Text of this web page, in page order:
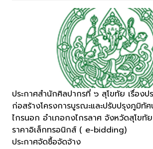
ประกาศสำนักศิลปากรที่ ๖ สุโขทัย เรื่องป
ก่อสร้างโครงการบูรณะและปรับปรุงภูมิทั
ไกรนอก อำเภอกงไกรลาศ จังหวัดสุโขทั
ราคาอิเล็กทรอนิกส์ ( e-bidding)
ประกาศจัดซื้อจัดจ้าง